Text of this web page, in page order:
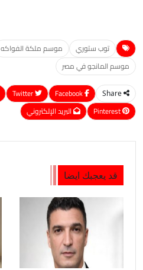
توب ستوري موسم ملكة الفواكه
موسم المانجو في مصر
Share
Pinterest
البريد الإلكتروني
قد يعجبك ايضا